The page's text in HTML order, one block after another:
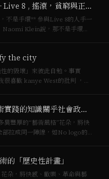
令我無…
邁向西方慈善的長征 ─ Live 8 , 搖滾，貧窮與正義
Naomi Klein說，那不是手環，
the city
的毀壞」來彼此自勉。事實
邁向社會性藝術——藝術實踐的知識關乎社會政治過程的知識
豐厚的“藝術風格”花朵，將快
部拉成同一陣線，如No logo的
的「歷史性計畫」
朵，將快感、歡樂、革命與藝